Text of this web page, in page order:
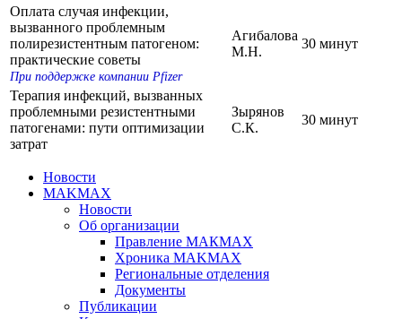
Оплата случая инфекции,
вызванного проблемным
полирезистентным патогеном:
практические советы
При поддержке компании Pfizer
Агибалова
М.Н.
30 минут
Терапия инфекций, вызванных
проблемными резистентными
патогенами: пути оптимизации
затрат
Зырянов
С.К.
30 минут
Новости
MAKMAX
Новости
Об организации
Правление МАКМАХ
Хроника MAKMAX
Региональные отделения
Документы
Публикации